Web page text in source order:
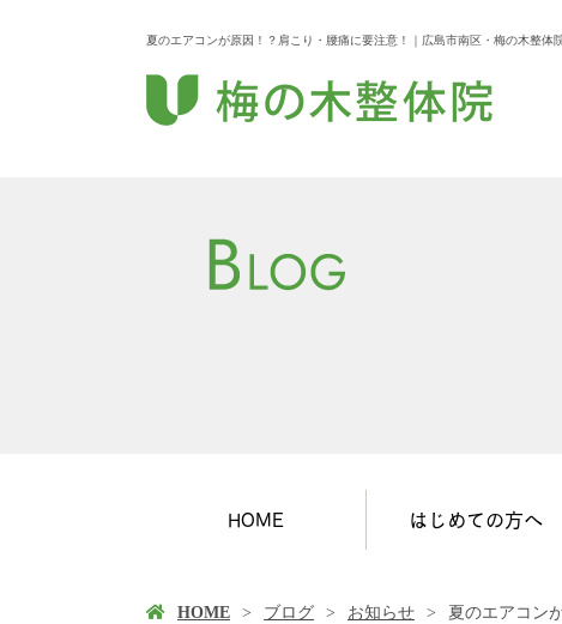
夏のエアコンが原因！？肩こり・腰痛に要注意！｜広島市南区・梅の木整体
HOME はじめての方へ
HOME ブログ お知らせ 夏のエアコン